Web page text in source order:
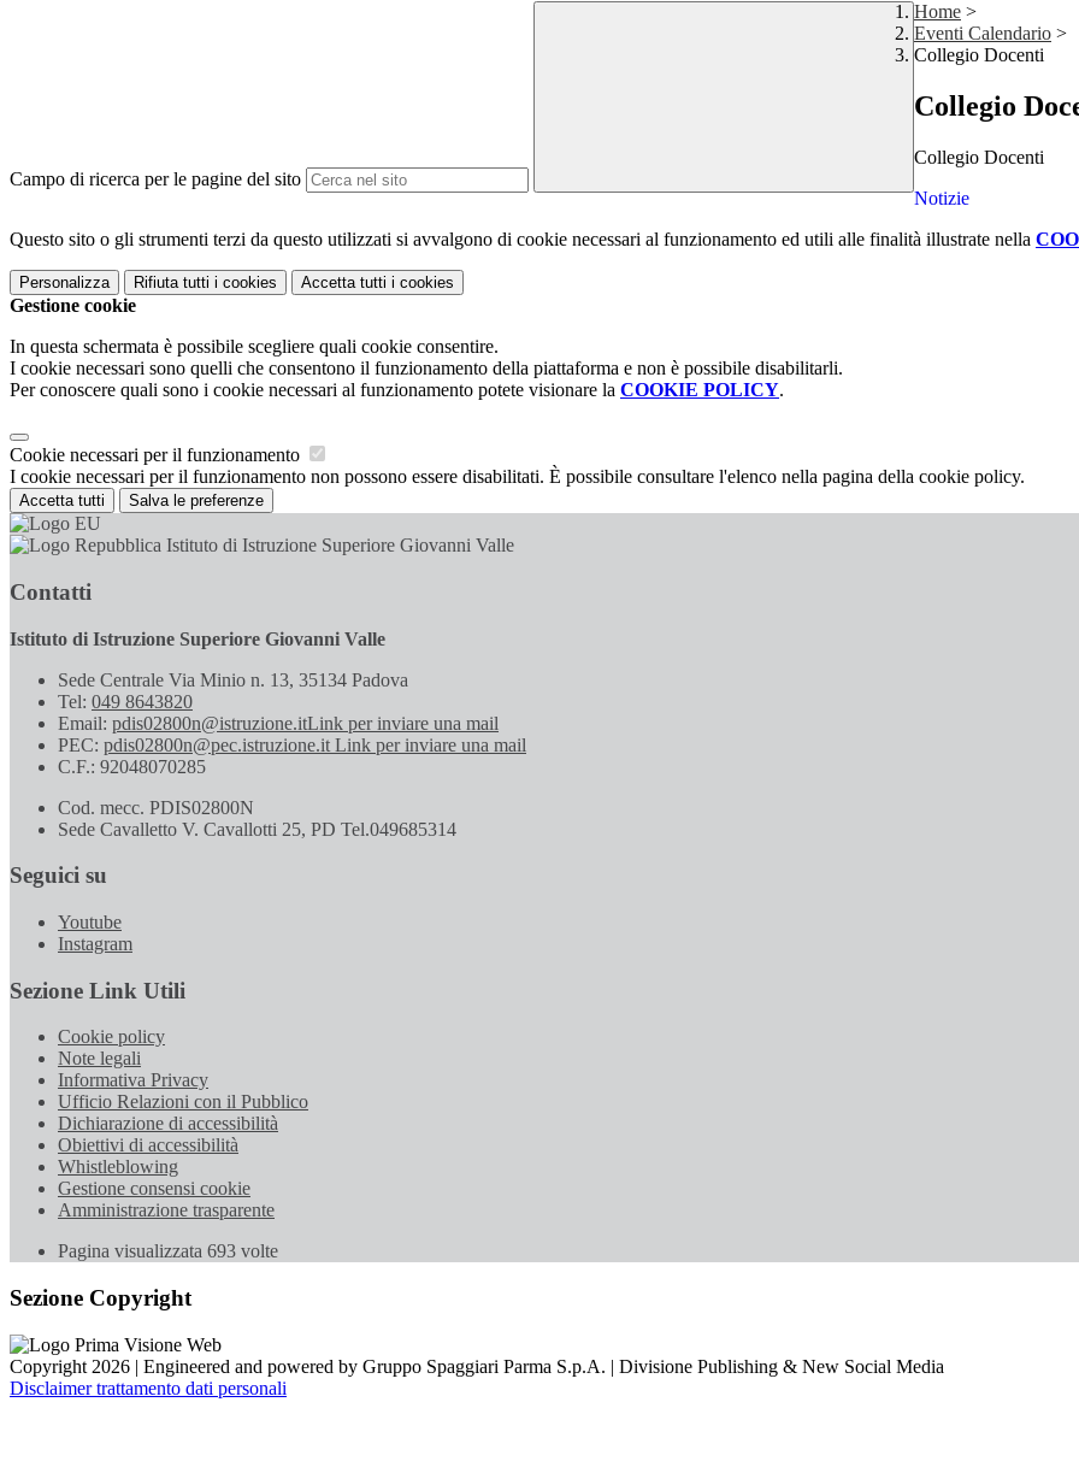
Campo di ricerca per le pagine del sito
Home >
Eventi Calendario >
Collegio Docenti
Collegio
Collegio Docenti
Notizie
Questo sito o gli strumenti terzi da questo utilizzati si avvalgono di cookie necessari al funzionamento ed utili alle finalità illustrate nella
Personalizza Rifiuta tutti i cookies Accetta tutti i cookies
Gestione cookie
In questa schermata è possibile scegliere quali cookie consentire.
I cookie necessari sono quelli che consentono il funzionamento della piattaforma e non è possibile disabilitarli.
Per conoscere quali sono i cookie necessari al funzionamento potete visionare la COOKIE POLICY.
Cookie necessari per il funzionamento
I cookie necessari per il funzionamento non possono essere disabilitati. È possibile consultare l'elenco nella pagina della cookie policy.
Accetta tutti Salva le preferenze
Istituto di Istruzione Superiore Giovanni Valle
Contatti
Istituto di Istruzione Superiore Giovanni Valle
Sede Centrale Via Minio n. 13, 35134 Padova
Tel: 049 8643820
Email: pdis02800n@istruzione.itLink per inviare una mail
PEC: pdis02800n@pec.istruzione.it Link per inviare una mail
C.F.: 92048070285
Cod. mecc. PDIS02800N
Sede Cavalletto V. Cavallotti 25, PD Tel.049685314
Seguici su
Youtube
Instagram
Sezione Link Utili
Cookie policy
Note legali
Informativa Privacy
Ufficio Relazioni con il Pubblico
Dichiarazione di accessibilità
Obiettivi di accessibilità
Whistleblowing
Gestione consensi cookie
Amministrazione trasparente
Pagina visualizzata 693 volte
Sezione Copyright
Copyright 2026 | Engineered and powered by Gruppo Spaggiari Parma S.p.A. | Divisione Publishing & New Social Media
Disclaimer trattamento dati personali